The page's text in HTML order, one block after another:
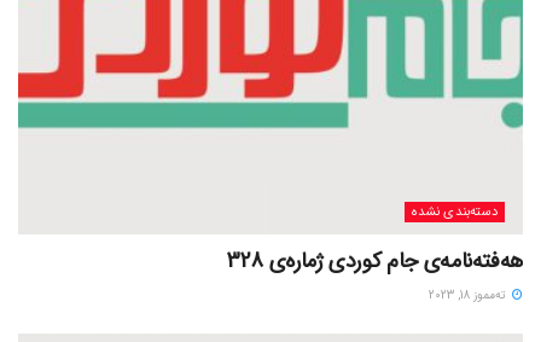
دسته‌بندی نشده
هەفتەنامەی جام کوردی ژمارەی 328
ته‌مموز 18, 2023